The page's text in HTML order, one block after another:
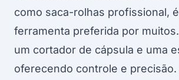
como saca-rolhas profissional,
ferramenta preferida por
um cortador de cápsula e uma
oferecendo controle e precisão.